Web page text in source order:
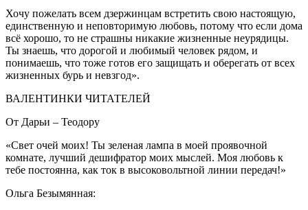
Хочу пожелать всем дзержинцам встретить свою настоящую,
единственную и неповторимую любовь, потому что если дома
всё хорошо, то не страшны никакие жизненные неурядицы.
Ты знаешь, что дорогой и любимый человек рядом, и
понимаешь, что тоже готов его защищать и оберегать от всех
жизненных бурь и невзгод».
ВАЛЕНТИНКИ ЧИТАТЕЛЕЙ
От Дарьи – Теодору
«Свет очей моих! Ты зеленая лампа в моей проявочной
комнате, лучший дешифратор моих мыслей. Моя любовь к
тебе постоянна, как ток в высоковольтной линии передач!»
Ольга Безымянная: